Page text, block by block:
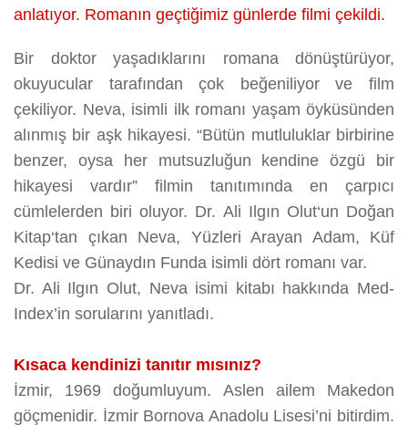
anlatıyor. Romanın geçtiğimiz günlerde filmi çekildi.
Bir doktor yaşadıklarını romana dönüştürüyor,
okuyucular tarafından çok beğeniliyor ve film
çekiliyor. Neva, isimli ilk romanı yaşam öyküsünden
alınmış bir aşk hikayesi. “Bütün mutluluklar birbirine
benzer, oysa her mutsuzluğun kendine özgü bir
hikayesi vardır” filmin tanıtımında en çarpıcı
cümlelerden biri oluyor. Dr. Ali Ilgın Olut‘un Doğan
Kitap‘tan çıkan Neva, Yüzleri Arayan Adam, Küf
Kedisi ve Günaydın Funda isimli dört romanı var.
Dr. Ali Ilgın Olut, Neva isimi kitabı hakkında Med-
Index’in sorularını yanıtladı.
Kısaca kendinizi tanıtır mısınız?
İzmir, 1969 doğumluyum. Aslen ailem Makedon
göçmenidir. İzmir Bornova Anadolu Lisesi’ni bitirdim.